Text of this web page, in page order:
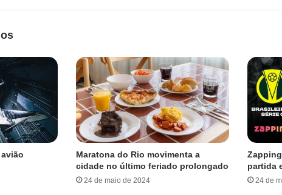
Maratona do Rio movimenta a
cidade no último feriado prolongado
24 de maio de 2024
partida
24 de